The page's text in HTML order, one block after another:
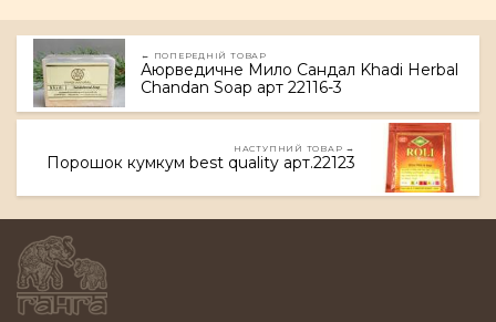
← ПОПЕРЕДНІЙ ТОВАР
Аюрведичне Мило Сандал Khadi Herbal
Chandan Soap арт 22116-3
НАСТУПНИЙ ТОВАР →
Порошок кумкум best quality арт.22123